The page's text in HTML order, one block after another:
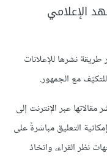
الإعلامي
نشرها للإعلانات
مع الجمهور.
عبر الإنترنت إلى
التعليق مباشرةً على
نظر القراء، واتخاذ